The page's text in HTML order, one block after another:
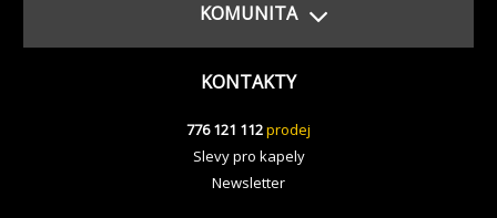
KOMUNITA
KONTAKTY
776 121 112prodej
Slevy pro kapely
Newsletter